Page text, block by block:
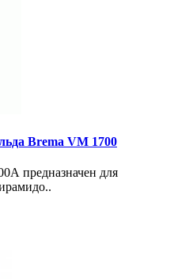
Brema VM 1700
предназначен для